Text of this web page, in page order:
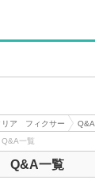
リア フィクサー
一覧
Q&A一覧